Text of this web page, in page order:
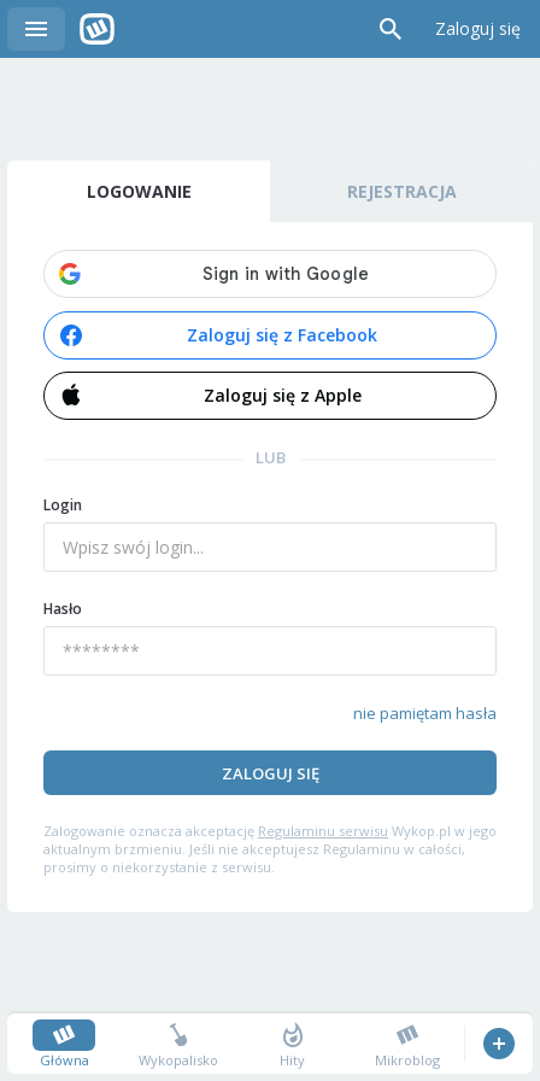
Zaloguj się
LOGOWANIE REJESTRACJA
Zaloguj się z Facebook
Zaloguj się z Apple
LUB
Login
Hasło
nie pamiętam hasła
ZALOGUJ SIĘ
Zalogowanie oznacza akceptację Regulaminu serwisu Wykop.pl w jego
aktualnym brzmieniu. Jeśli nie akceptujesz Regulaminu w całości,
prosimy o niekorzystanie z serwisu.
Główna Wykopalisko Hity Mikroblog